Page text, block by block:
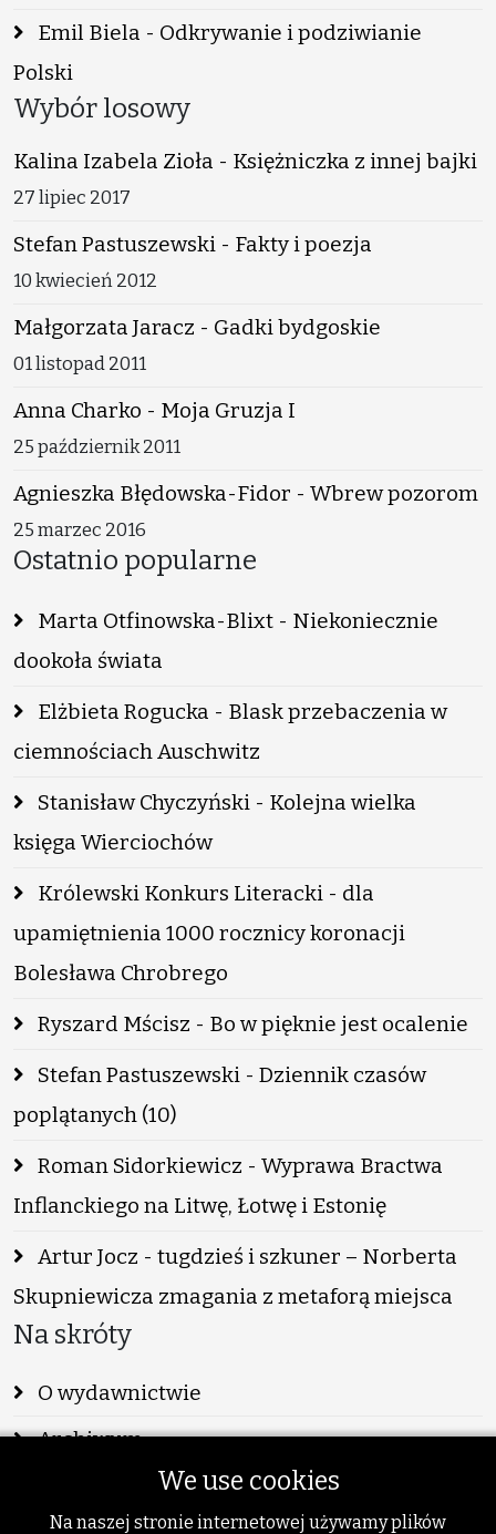
Emil Biela - Odkrywanie i podziwianie
Polski
Wybór losowy
Kalina Izabela Zioła - Księżniczka z innej bajki
27 lipiec 2017
Stefan Pastuszewski - Fakty i poezja
10 kwiecień 2012
Małgorzata Jaracz - Gadki bydgoskie
01 listopad 2011
Anna Charko - Moja Gruzja I
25 październik 2011
Agnieszka Błędowska-Fidor - Wbrew pozorom
25 marzec 2016
Ostatnio popularne
Marta Otfinowska-Blixt - Niekoniecznie
dookoła świata
Elżbieta Rogucka - Blask przebaczenia w
ciemnościach Auschwitz
Stanisław Chyczyński - Kolejna wielka
księga Wierciochów
Królewski Konkurs Literacki - dla
upamiętnienia 1000 rocznicy koronacji
Bolesława Chrobrego
Ryszard Mścisz - Bo w pięknie jest ocalenie
Stefan Pastuszewski - Dziennik czasów
poplątanych (10)
Roman Sidorkiewicz - Wyprawa Bractwa
Inflanckiego na Litwę, Łotwę i Estonię
Artur Jocz - tugdzieś i szkuner – Norberta
Skupniewicza zmagania z metaforą miejsca
Na skróty
O wydawnictwie
Archiwum
We use cookies
Na naszej stronie internetowej używamy plików